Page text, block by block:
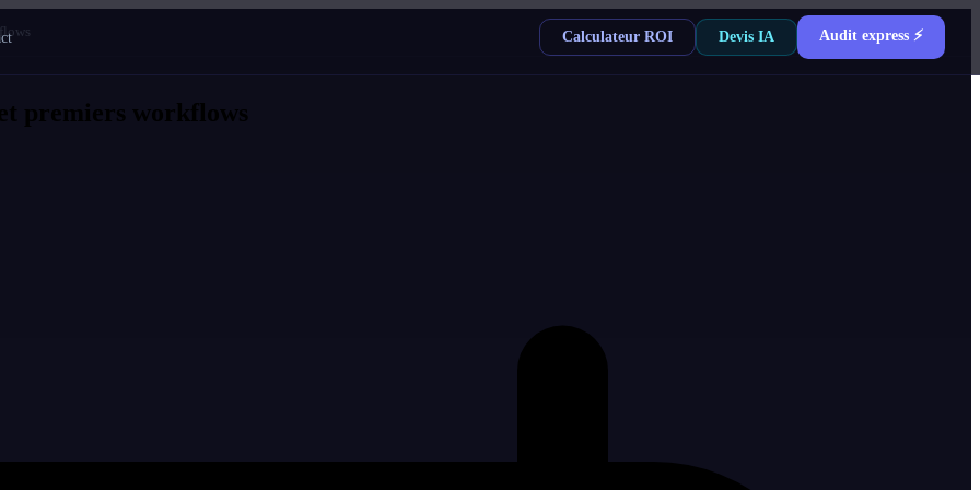
Calculateur ROI Devis IA Audit express ⚡
premiers workflows